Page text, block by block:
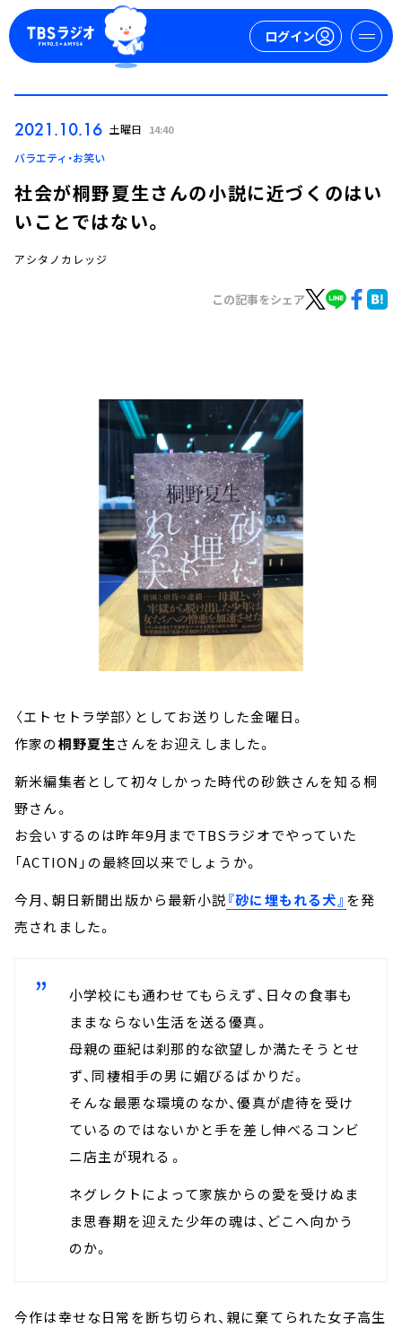
ログイン
ログイン
お知らせ
イベント・グッズ
YouTube
2021.10.16 土曜日 14:40
バラエティ・お笑い
社会が桐野夏生さんの小説に近づくのはい
いことではない。
アシタノカレッジ
この記事をシェア
〈エトセトラ学部〉としてお送りした金曜日。
作家の桐野夏生さんをお迎えしました。
新米編集者として初々しかった時代の砂鉄さんを知る桐
野さん。
お会いするのは昨年9月までTBSラジオでやっていた
「ACTION」の最終回以来でしょうか。
今月、朝日新聞出版から最新小説『砂に埋もれる犬』 を発
売されました。
小学校にも通わせてもらえず、日々の食事も
ままならない生活を送る優真。
母親の亜紀は刹那的な欲望しか満たそうとせ
ず、同棲相手の男に媚びるばかりだ。
そんな最悪な環境のなか、優真が虐待を受け
ているのではないかと手を差し伸べるコンビ
ニ店主が現れる――。
ネグレクトによって家族からの愛を受けぬま
ま思春期を迎えた少年の魂は、どこへ向かう
のか。
今作は幸せな日常を断ち切られ、親に棄てられた女子高生